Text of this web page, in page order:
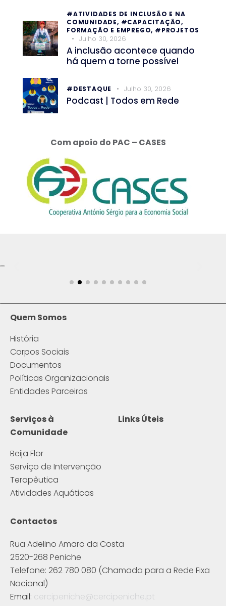
#ATIVIDADES DE INCLUSÃO E NA
COMUNIDADE, #CAPACITAÇÃO,
FORMAÇÃO E EMPREGO, #PROJETOS
Julho 30, 2026
A inclusão acontece quando
há quem a torne possível
#DESTAQUE Julho 30, 2026
Podcast | Todos em Rede
Com apoio do PAC – CASES
Quem Somos
História
Corpos Sociais
Documentos
Políticas Organizacionais
Entidades Parceiras
Serviços à
Comunidade
Beija Flor
Serviço de Intervenção
Terapêutica
Atividades Aquáticas
Links Úteis
Contactos
Rua Adelino Amaro da Costa
2520-268 Peniche
Telefone: 262 780 080 (Chamada para a Rede Fixa
Nacional)
Email: cercipeniche@cercipeniche.pt